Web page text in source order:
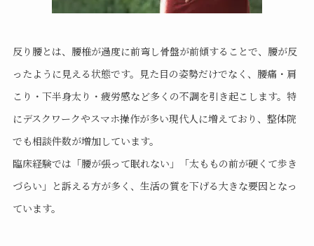
反り腰とは、腰椎が過度に前弯し骨盤が前傾することで、腰が反
ったように見える状態です。見た目の姿勢だけでなく、腰痛・肩
こり・下半身太り・疲労感など多くの不調を引き起こします。特
にデスクワークやスマホ操作が多い現代人に増えており、整体院
でも相談件数が増加しています。
臨床経験では「腰が張って眠れない」「太ももの前が硬くて歩き
づらい」と訴える方が多く、生活の質を下げる大きな要因となっ
ています。